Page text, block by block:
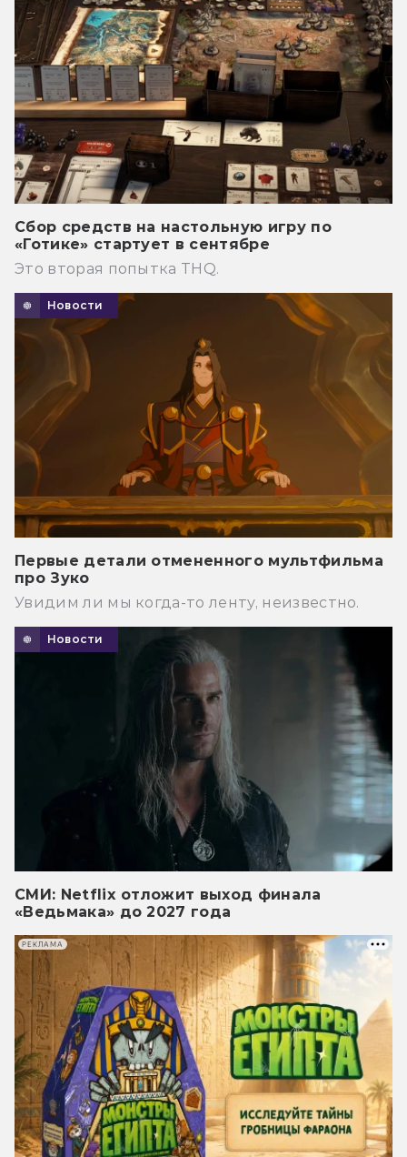
Сбор средств на настольную игру по
«Готике» стартует в сентябре
Это вторая попытка THQ.
Новости
Первые детали отмененного мультфильма
про Зуко
Увидим ли мы когда-то ленту, неизвестно.
Новости
СМИ: Netflix отложит выход финала
«Ведьмака» до 2027 года
РЕКЛАМА